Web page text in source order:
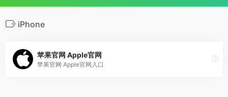
iPhone
苹果官网 Apple官网
苹果官网 Apple官网入口